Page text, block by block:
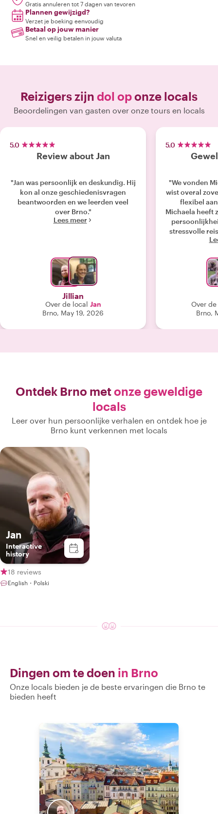
Gratis annuleren tot 7 dagen van tevoren
Plannen gewijzigd?
Verzet je boeking eenvoudig
Betaal op jouw manier
Snel en veilig betalen in jouw valuta
Reizigers zijn dol oponze locals
Beoordelingen van gasten over onze tours en locals
5.0
Review about Jan
"Jan was persoonlijk en deskundig. Hij
kon al onze geschiedenisvragen
beantwoorden en we leerden veel
over Brno."
Lees meer
Jillian
Over de local Jan
Brno, May 19, 2026
5.0
"We vonden
wist overal
flexibel
Michaela heeft
stressvolle
het
op een leuke
Over
Brno,
Ontdek Brno metonze geweldige
locals
Leer over hun persoonlijke verhalen en ontdek hoe je
Brno kunt verkennen met locals
Jan
Interactive
history
18 reviews
English・Polski
Dingen om te doen in Brno
Onze locals bieden je de beste ervaringen die Brno te
bieden heeft